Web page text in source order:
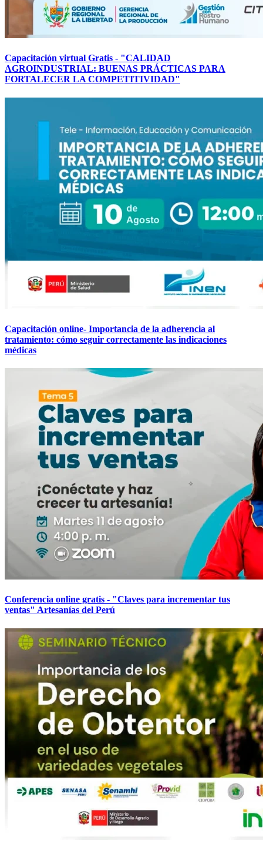
Capacitación virtual Gratis - "CALIDAD
AGROINDUSTRIAL: BUENAS PRÁCTICAS PARA
FORTALECER LA COMPETITIVIDAD"
Capacitación online- Importancia de la adherencia al
tratamiento: cómo seguir correctamente las indicaciones
médicas
Conferencia online gratis - "Claves para incrementar tus
ventas" Artesanías del Perú